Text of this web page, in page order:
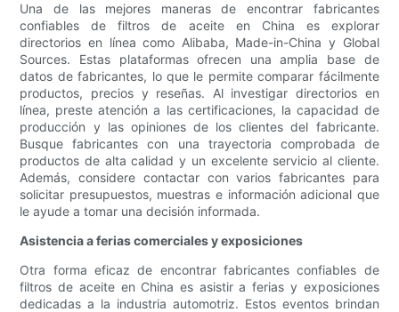
Una de las mejores maneras de encontrar fabricantes
confiables de filtros de aceite en China es explorar
directorios en línea como Alibaba, Made-in-China y Global
Sources. Estas plataformas ofrecen una amplia base de
datos de fabricantes, lo que le permite comparar fácilmente
productos, precios y reseñas. Al investigar directorios en
línea, preste atención a las certificaciones, la capacidad de
producción y las opiniones de los clientes del fabricante.
Busque fabricantes con una trayectoria comprobada de
productos de alta calidad y un excelente servicio al cliente.
Además, considere contactar con varios fabricantes para
solicitar presupuestos, muestras e información adicional que
le ayude a tomar una decisión informada.
Asistencia a ferias comerciales y exposiciones
Otra forma eficaz de encontrar fabricantes confiables de
filtros de aceite en China es asistir a ferias y exposiciones
dedicadas a la industria automotriz. Estos eventos brindan